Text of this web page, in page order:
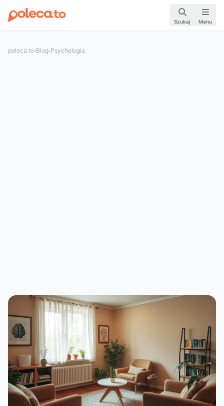
Szukaj Menu
poleca.to›Blog›Psychologia